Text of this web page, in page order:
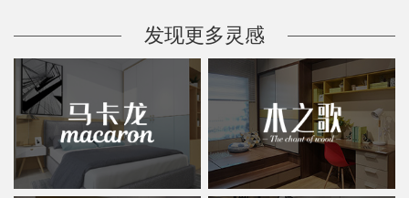
发现更多灵感